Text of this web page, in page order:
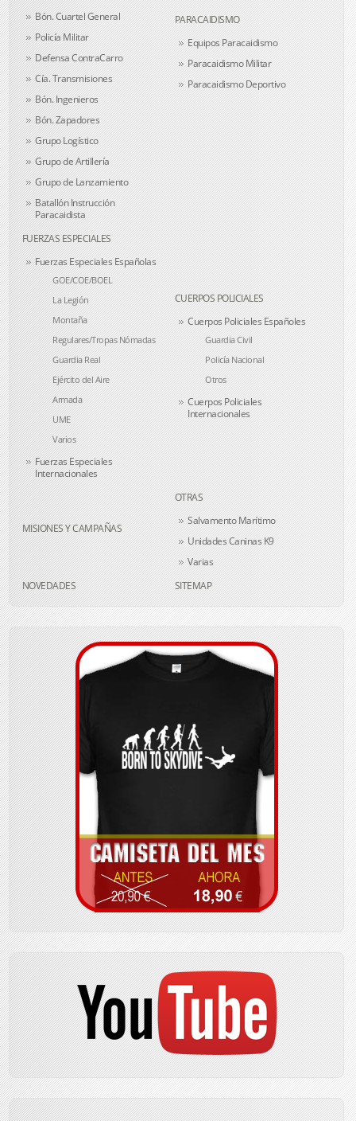
Bón. Cuartel General
Policía Militar
Defensa ContraCarro
Cía. Transmisiones
Bón. Ingenieros
Bón. Zapadores
Grupo Logístico
Grupo de Artillería
Grupo de Lanzamiento
Batallón Instrucción
Paracaidista
PARACAIDISMO
Equipos Paracaidismo
Paracaidismo Militar
Paracaidismo Deportivo
FUERZAS ESPECIALES
Fuerzas Especiales Españolas
GOE/COE/BOEL
La Legión
Montaña
Regulares/Tropas Nómadas
Guardia Real
Ejército del Aire
Armada
UME
Varios
Fuerzas Especiales
Internacionales
CUERPOS POLICIALES
Cuerpos Policiales Españoles
Guardia Civil
Policía Nacional
Otros
Cuerpos Policiales
Internacionales
MISIONES Y CAMPAÑAS
OTRAS
Salvamento Marítimo
Unidades Caninas K9
Varias
NOVEDADES
SITEMAP